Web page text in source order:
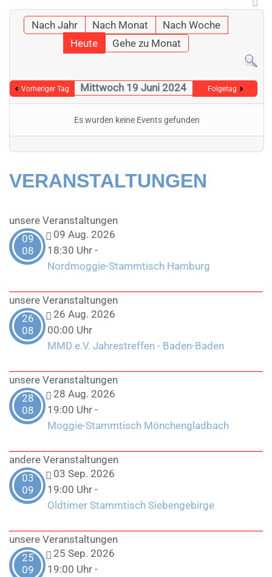
Nach Jahr Nach Monat
Nach Woche
Heute
Gehe zu Monat
Vorheriger Tag Mittwoch 19 Juni 2024 Folgetag
Es wurden keine Events gefunden
VERANSTALTUNGEN
unsere Veranstaltungen
09
08
09 Aug. 2026
18:30 Uhr -
Nordmoggie-Stammtisch Hamburg
unsere Veranstaltungen
26
08
26 Aug. 2026
00:00 Uhr
MMD e.V. Jahrestreffen - Baden-Baden
unsere Veranstaltungen
28
08
28 Aug. 2026
19:00 Uhr -
Moggie-Stammtisch Mönchengladbach
andere Veranstaltungen
03
09
03 Sep. 2026
19:00 Uhr -
Oldtimer Stammtisch Siebengebirge
unsere Veranstaltungen
25
09
25 Sep. 2026
19:00 Uhr -